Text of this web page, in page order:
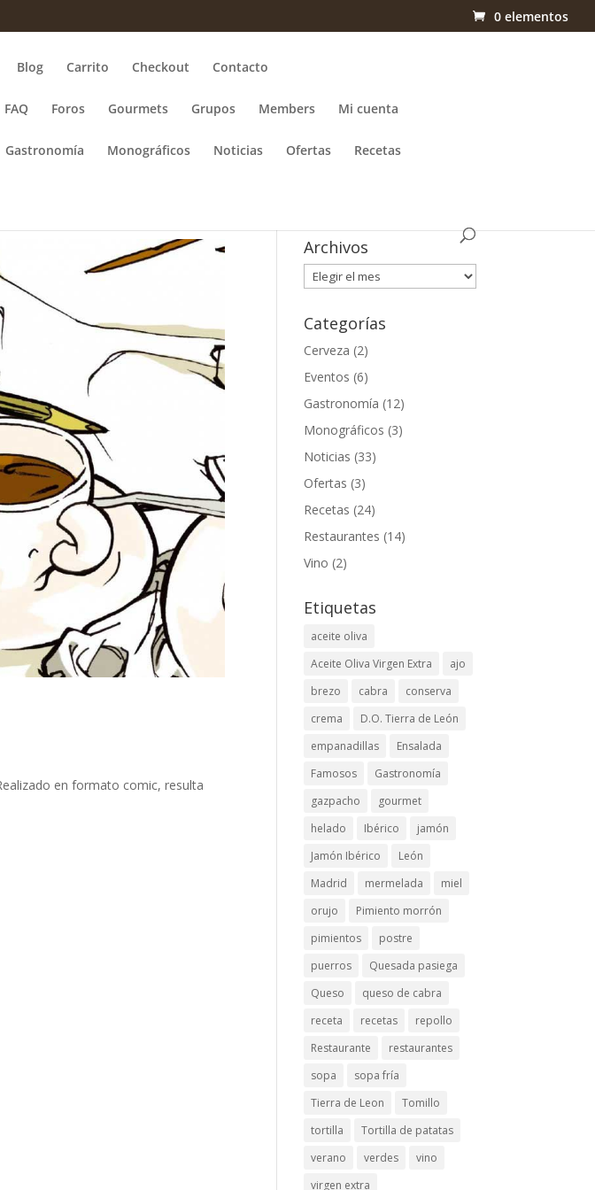
0 elementos
Blog Carrito Checkout Contacto
FAQ Foros Gourmets Grupos Members Mi cuenta
Gastronomía Monográficos Noticias Ofertas Recetas
en formato comic, resulta
Archivos
Archivos
Categorías
Cerveza (2)
Eventos (6)
Gastronomía (12)
Monográficos (3)
Noticias (33)
Ofertas (3)
Recetas (24)
Restaurantes (14)
Vino (2)
Etiquetas
aceite oliva
Aceite Oliva Virgen Extra
ajo
brezo
cabra
conserva
crema
D.O. Tierra de León
empanadillas
Ensalada
Famosos
Gastronomía
gazpacho
gourmet
helado
Ibérico
jamón
Jamón Ibérico
León
Madrid
mermelada
miel
orujo
Pimiento morrón
pimientos
postre
puerros
Quesada pasiega
Queso
queso de cabra
receta
recetas
repollo
Restaurante
restaurantes
sopa
sopa fría
Tierra de Leon
Tomillo
tortilla
Tortilla de patatas
verano
verdes
vino
virgen extra